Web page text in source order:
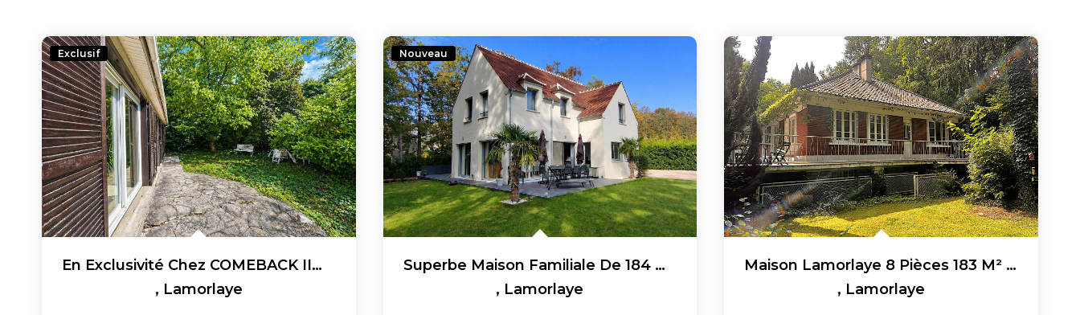
Exclusif
En Exclusivité Chez COMEBACK IIMMOBILIER : Maison À...
, Lamorlaye
Nouveau
Superbe Maison Familiale De 184 M² Sur Terrain De 826 M² -...
, Lamorlaye
Maison Lamorlaye 8 Pièces 183 M² Dans Le Domaine Du Lys -...
, Lamorlaye